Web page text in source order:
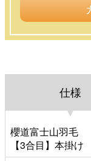
仕様
櫻道富士山羽毛
【3合目】本掛け